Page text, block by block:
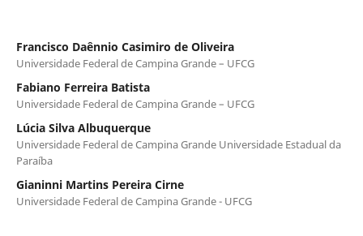
Francisco Daênnio Casimiro de Oliveira
Universidade Federal de Campina Grande – UFCG
Fabiano Ferreira Batista
Universidade Federal de Campina Grande – UFCG
Lúcia Silva Albuquerque
Universidade Federal de Campina Grande Universidade Estadual da
Paraíba
Gianinni Martins Pereira Cirne
Universidade Federal de Campina Grande - UFCG